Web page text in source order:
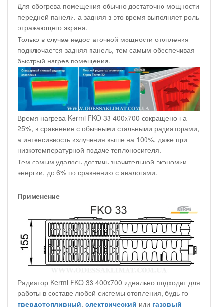
Для обогрева помещения обычно достаточно мощности
передней панели, а задняя в это время выполняет роль
отражающего экрана.
Только в случае недостаточной мощности отопления
подключается задняя панель, тем самым обеспечивая
быстрый нагрев помещения.
Время нагрева Kermi FKO 33 400x700 сокращено на
25%, в сравнение с обычными стальными радиаторами,
а интенсивность излучения выше на 100%, даже при
низкотемпературной подаче теплоносителя.
Тем самым удалось достичь значительной экономии
энергии, до 6% по сравнению с аналогами.
Применение
Радиатор Kermi FKO 33 400x700 идеально подходит для
работы в составе любой системы отопления, будь то
твердотопливный, электрический или газовый